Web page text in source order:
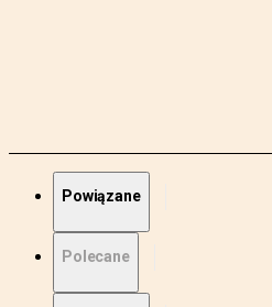
Powiązane
Polecane